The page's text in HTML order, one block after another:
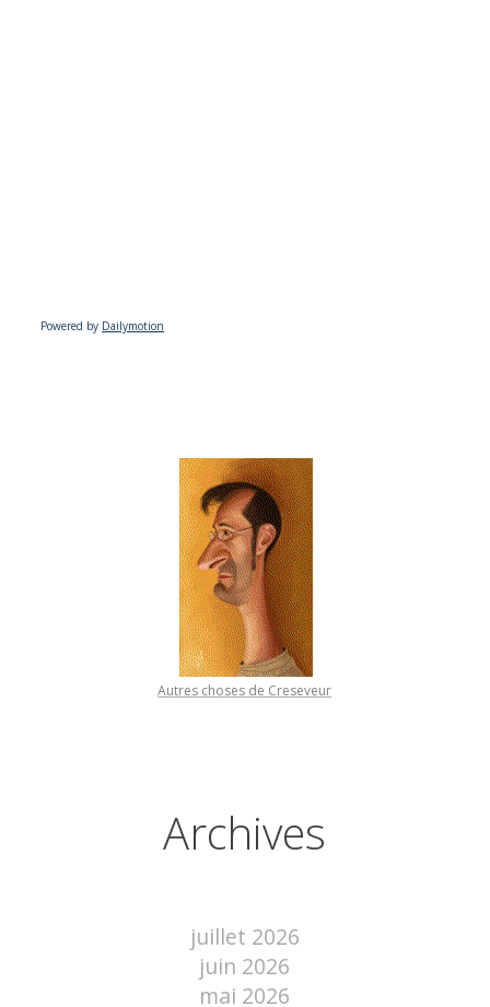
Powered by Dailymotion
Autres choses de Creseveur
Archives
juillet 2026
juin 2026
mai 2026